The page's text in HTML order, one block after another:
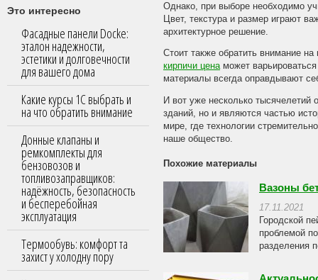
Это интересно
Фасадные панели Docke:
эталон надежности,
эстетики и долговечности
для вашего дома
Какие курсы 1С выбрать и
на что обратить внимание
Донные клапаны и
ремкомплекты для
бензовозов и
топливозаправщиков:
надёжность, безопасность
и бесперебойная
эксплуатация
Термообувь: комфорт та
захист у холодну пору
Однако, при выборе необходимо
Цвет, текстура и размер играют
архитектурное решение.
Стоит также обратить внимание
кирпичи ценаможет
материалы всегда оправдывают
И вот уже несколько
зданий, но и являются частью
мире, где технологии
наше общество.
Похожие материалы
Вазоны
17.11.2021
Городской
проблемой
разделения